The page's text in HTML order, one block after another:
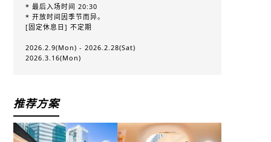
* 最后入场时间 20:30
* 开放时间因季节而异。
[固定休息日] 不定期
2026.2.9(Mon) - 2026.2.28(Sat)
2026.3.16(Mon)
推荐方案